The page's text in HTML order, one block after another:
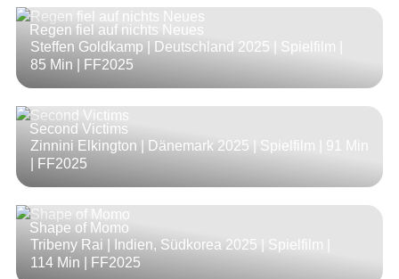
Regen fiel auf nichts Neues
Steffen Goldkamp | Deutschland 2025 | Spielfilm |
85 Min | FF2025
Second Victims
Zinnini Elkington | Dänemark 2025 | Spielfilm | 91 Min
| FF2025
Shape of Momo
Tribeny Rai | Indien, Südkorea 2025 | Spielfilm |
114 Min | FF2025